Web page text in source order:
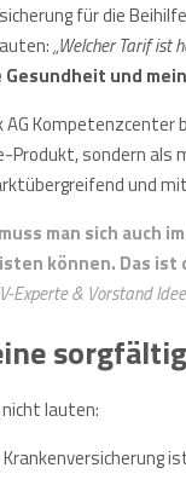
für die
„Welcher Tarif ist
und
AG
Produkt, sondern als
und
man sich auch
können. Das
Experte & Vorstand
lauten:
Krankenversicherung